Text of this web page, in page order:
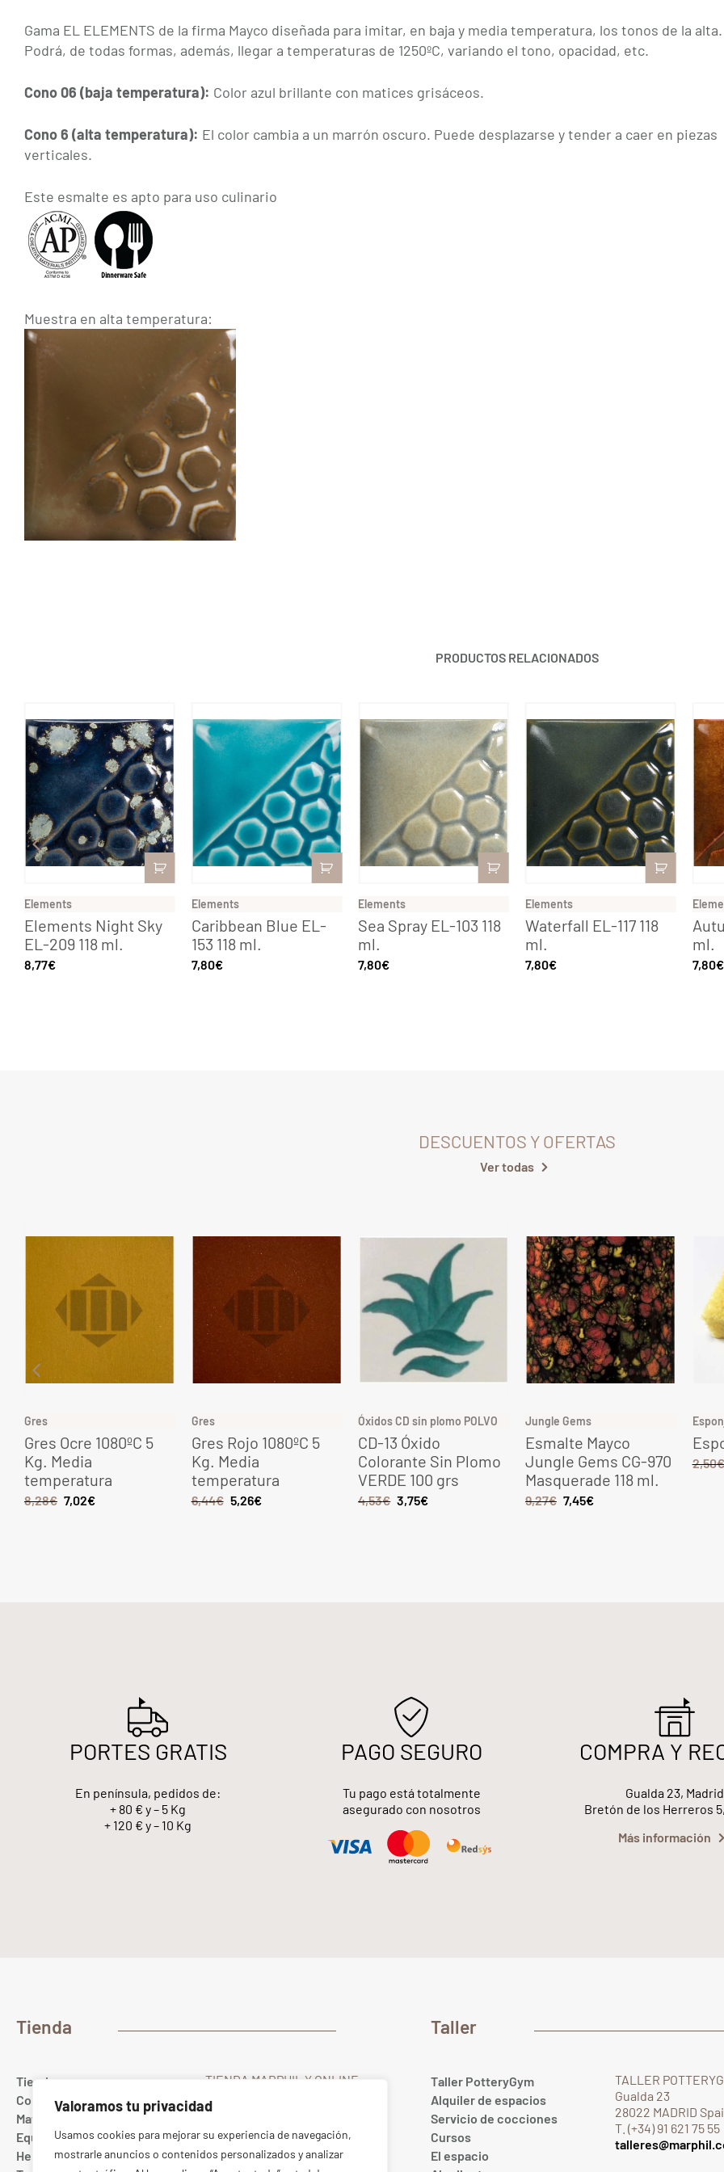
Valoramos tu privacidad
Usamos cookies para mejorar su experiencia de navegación,
mostrarle anuncios o contenidos personalizados y analizar
Gama EL ELEMENTS de la firma Mayco diseñada para imitar, en baja y media temperatura, los tonos de la alta.
Podrá, de todas formas, además, llegar a temperaturas de 1250ºC, variando el tono, opacidad, etc.
Cono 06 (baja temperatura): Color azul brillante con matices grisáceos.
Cono 6 (alta temperatura): El color cambia a un marrón oscuro. Puede desplazarse y tender a caer en piezas
verticales.
Este esmalte es apto para uso culinario
Muestra en alta temperatura:
PRODUCTOS RELACIONADOS
Elements
Elements Night Sky
EL-209 118 ml.
8,77€
Elements
Caribbean Blue EL-
153 118 ml.
7,80€
Elements
Sea Spray EL-103 118
ml.
7,80€
Elements
Waterfall EL-117 118
ml.
7,80€
ml.
7,80€
DESCUENTOS Y OFERTAS
Ver todas
Gres
Gres Ocre 1080ºC 5
Kg. Media
temperatura
8,28€ 7,02€
Gres
Gres Rojo 1080ºC 5
Kg. Media
temperatura
6,44€ 5,26€
Óxidos CD sin plomo POLVO
CD-13 Óxido
Colorante Sin Plomo
VERDE 100 grs
4,53€ 3,75€
Jungle Gems
Esmalte Mayco
Jungle Gems CG-970
Masquerade 118 ml.
9,27€ 7,45€
2,50€
PORTES GRATIS
En península, pedidos de:
+ 80 € y – 5 Kg
+ 120 € y – 10 Kg
PAGO SEGURO
Tu pago está totalmente
asegurado con nosotros
COMPRA Y
Gualda 23, Madrid
Bretón de los Herreros
Más información
Tienda
Tienda
Colores
Materias primas
Equipamiento cerámico
Herramientas
TIENDA MARPHIL Y ONLINE
28022 MADRID Spain
T. (+34) 91 367 67 40
Whatsapp689 10 20 88
ONLINE:pedidos@marphil.com
Taller
Taller PotteryGym
Alquiler de espacios
Servicio de cocciones
Cursos
El espacio
TALLER
Gualda 23
28022 MADRID
T. (+34) 91 621 75 55